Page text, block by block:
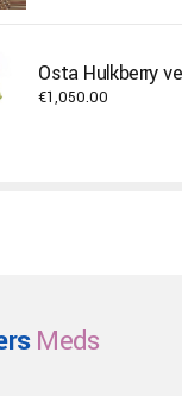
Osta Hulkberry
€1,050.00
Meds